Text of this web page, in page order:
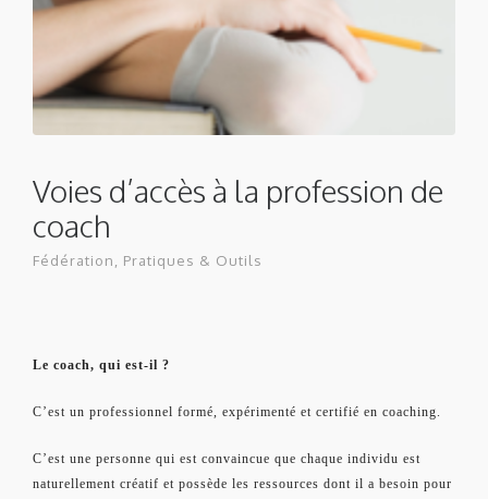
Voies d’accès à la profession de
coach
Fédération Pratiques & Outils
Le coach, qui est-il ?
C’est un professionnel formé, expérimenté et certifié en coaching.
C’est une personne qui est convaincue que chaque individu est
naturellement créatif et possède les ressources dont il a besoin pour